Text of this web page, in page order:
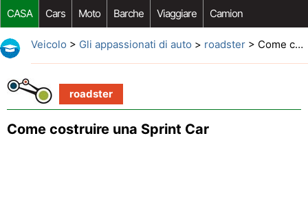
CASA Cars Moto Barche Viaggiare Camion
Riparazione Auto Acquisto Auto Car Opzioni Aftermarket
Veicolo > Gli appassionati di auto > roadster> Come costruire una Sprint Car
roadster
Come costruire una Sprint Car